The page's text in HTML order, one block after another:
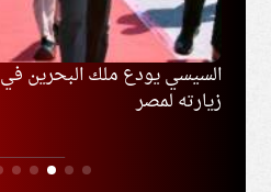
السيسي يودع ملك البحرين في
زيارته لمصر